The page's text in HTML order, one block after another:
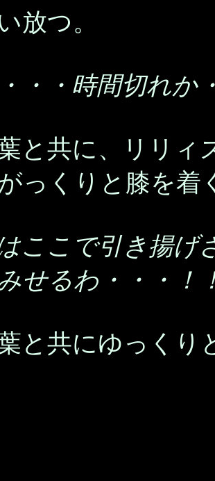
放つ。
・・・時間切れか
と共に、リリィ
っくりと膝を着
はここで引き揚
せるわ・・・！
と共にゆっくり